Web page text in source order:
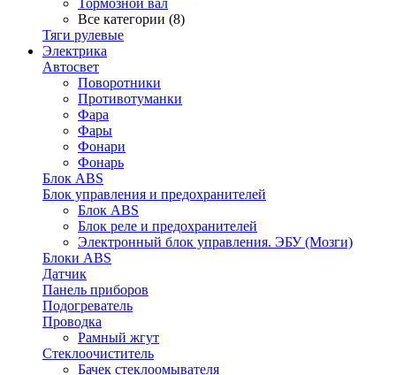
Тормозной вал
Все категории (8)
Тяги рулевые
Электрика
Автосвет
Поворотники
Противотуманки
Фара
Фары
Фонари
Фонарь
Блок ABS
Блок управления и предохранителей
Блок ABS
Блок реле и предохранителей
Электронный блок управления. ЭБУ (Мозги)
Блоки ABS
Датчик
Панель приборов
Подогреватель
Проводка
Рамный жгут
Стеклоочиститель
Бачек стеклоомывателя